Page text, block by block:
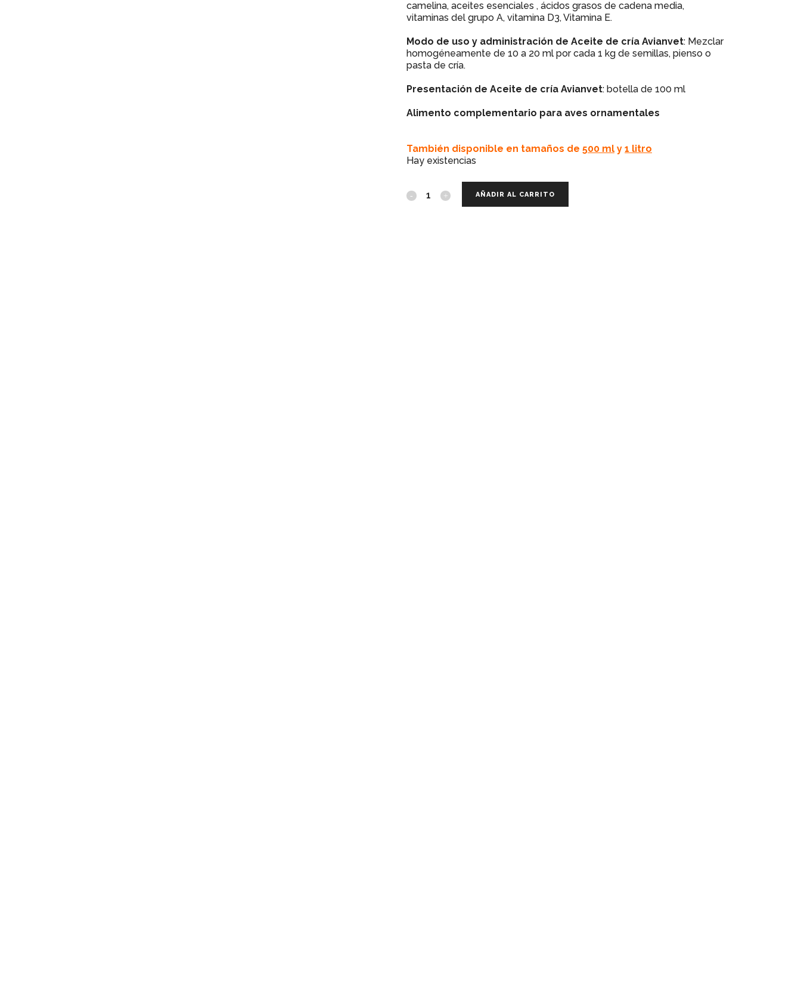
camelina, aceites esenciales , ácidos grasos de cadena media,
vitaminas del grupo A, vitamina D3, Vitamina E.
Modo de uso y administración de Aceite de cría Avianvet: Mezclar
homogéneamente de 10 a 20 ml por cada 1 kg de semillas, pienso o
pasta de cría.
Presentación de Aceite de cría Avianvet: botella de 100 ml
Alimento complementario para aves ornamentales
También disponible en tamaños de 500 ml y 1 litro
Hay existencias
AÑADIR AL CARRITO